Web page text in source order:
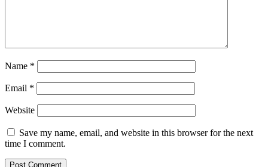
Name *
Email *
Website
Save my name, email, and website in this browser for the next
time I comment.